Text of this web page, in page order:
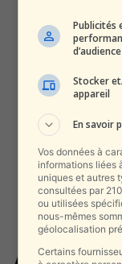
Publicités
Stocker
appareil
En savoir
Vos données à
informations liées
uniques et autres
consultées par
ou utilisées
nous-mêmes
géolocalisation
Certains